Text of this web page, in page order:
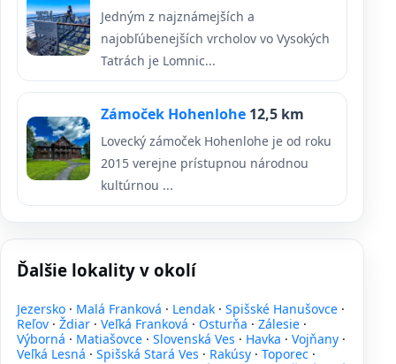
Jedným z najznámejších a
najobľúbenejších vrcholov vo Vysokých
Tatrách je Lomnic...
Zámoček Hohenlohe 12,5 km
Lovecký zámoček Hohenlohe je od roku
2015 verejne prístupnou národnou
kultúrnou ...
Ďalšie lokality v okolí
Jezersko · Malá Franková · Lendak · Spišské Hanušovce ·
Reľov · Ždiar · Veľká Franková · Osturňa · Zálesie ·
Výborná · Matiašovce · Slovenská Ves · Havka · Vojňany ·
Veľká Lesná · Spišská Stará Ves · Rakúsy · Toporec ·